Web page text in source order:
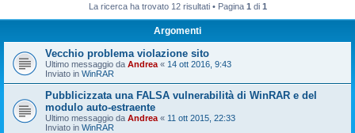
La ricerca ha trovato 12 risultati • Pagina 1 di 1
Argomenti
Vecchio problema violazione sito
Ultimo messaggio da Andrea « 14 ott 2016, 9:43
Inviato in WinRAR
Pubblicizzata una FALSA vulnerabilità di WinRAR e del
modulo auto-estraente
Ultimo messaggio da Andrea « 11 ott 2015, 22:33
Inviato in WinRAR